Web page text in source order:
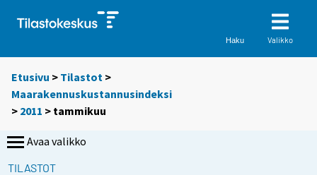
Haku Valikko
Etusivu > Tilastot >
Maarakennuskustannusindeksi
> 2011 > tammikuu
Avaa valikko
TILASTOT